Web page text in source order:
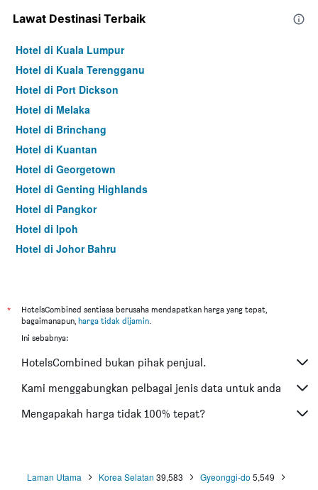
Lawat Destinasi Terbaik
Hotel di Kuala Lumpur
Hotel di Kuala Terengganu
Hotel di Port Dickson
Hotel di Melaka
Hotel di Brinchang
Hotel di Kuantan
Hotel di Georgetown
Hotel di Genting Highlands
Hotel di Pangkor
Hotel di Ipoh
Hotel di Johor Bahru
Hotel di Kuching
Hotel di Tokyo
Hotel di Bangkok
Hotel di Putrajaya
Hotel di Shah Alam
*
HotelsCombined sentiasa berusaha mendapatkan harga yang tepat,
bagaimanapun, harga tidak dijamin.
Ini sebabnya:
HotelsCombined bukan pihak penjual.
Kami menggabungkan pelbagai jenis data untuk anda
Mengapakah harga tidak 100% tepat?
Laman Utama Korea Selatan 39,583 Gyeonggi-do 5,549